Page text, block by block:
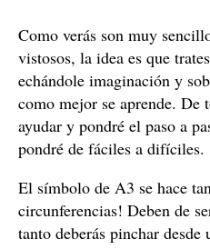
Como verás son muy
vistosos, la idea es que
echándole imaginación y
como mejor se aprende. De
ayudar y pondré el paso a
pondré de fáciles a difíciles.
El símbolo de A3 se hace
circunferencias! Deben de
tanto deberás pinchar